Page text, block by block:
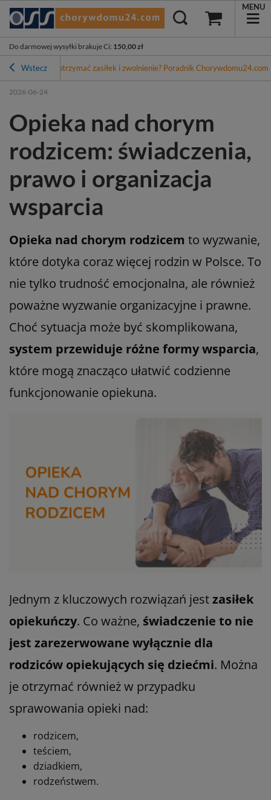
Do darmowej wysyłki brakuje Ci: 150,00 zł
MENU
Wstecz
- czy możesz otrzymać zasiłek i zwolnienie? Poradnik Chorywdomu24.com
2026-06-24
Opieka nad chorym
rodzicem: świadczenia,
prawo i organizacja
wsparcia
Opieka nad chorym rodzicem to wyzwanie,
które dotyka coraz więcej rodzin w Polsce. To
nie tylko trudność emocjonalna, ale również
poważne wyzwanie organizacyjne i prawne.
Choć sytuacja może być skomplikowana,
system przewiduje różne formy wsparcia,
które mogą znacząco ułatwić codzienne
funkcjonowanie opiekuna.
Jednym z kluczowych rozwiązań jestzasiłek
opiekuńczy. Co ważne, świadczenie to nie
jest zarezerwowane wyłącznie dla
rodziców opiekujących się dziećmi. Można
je otrzymać również w przypadku
sprawowania opieki nad:
rodzicem,
teściem,
dziadkiem,
rodzeństwem.